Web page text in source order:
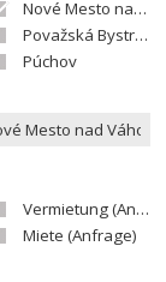
Nové Mesto nad Váhom
Považská Bystrica
Púchov
Vermietung (Angebot)
Miete (Anfrage)